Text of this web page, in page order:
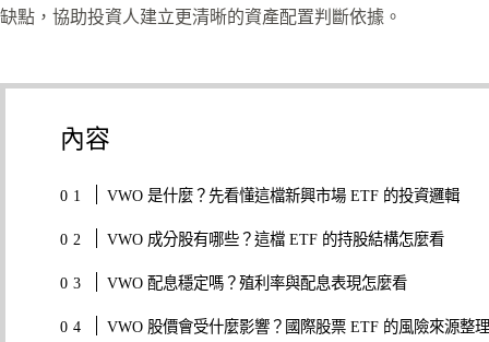
缺點，協助投資人建立更清晰的資產配置判斷依據。
內容
VWO 是什麼？先看懂這檔新興市場 ETF 的投資邏輯
VWO 成分股有哪些？這檔 ETF 的持股結構怎麼看
VWO 配息穩定嗎？殖利率與配息表現怎麼看
VWO 股價會受什麼影響？國際股票 ETF 的風險來源整理